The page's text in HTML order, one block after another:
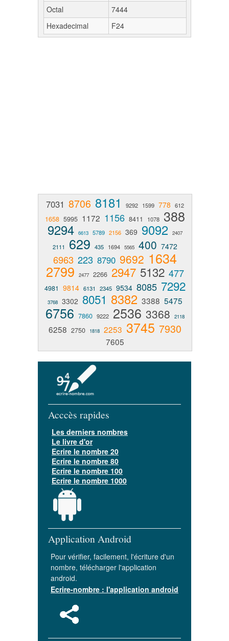
Octal
7444
Hexadecimal
F24
7031 8706 8181 9292 1599 778 612
1658 5995 1172 1156 8411 1078 388
9294 6613 5789 2156 369 9092 2407
2111 629 435 1694 5565 400 7472
6963 223 8790 9692 1634
2799 2477 2266 2947 5132 477
4981 9814 6131 2345 9534 8085 7292
3768 3302 8051 8382 3388 5475
6756 7860 9222 2536 3368 2118
6258 2750 1818 2253 3745 7930
7605
Acccès rapides
Les derniers nombres
Le livre d'or
Ecrire le nombre 20
Ecrire le nombre 80
Ecrire le nombre 100
Ecrire le nombre 1000
Application Android
Pour vérifier, facilement, l'écriture d'un
nombre, télécharger l'application
android.
Ecrire-nombre : l'application android